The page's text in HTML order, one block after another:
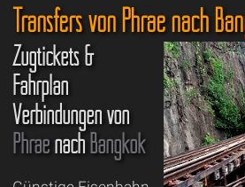
Transfers von Phrae nach
Zugtickets &
Fahrplan
Verbindungen von
Phraenach Bangkok